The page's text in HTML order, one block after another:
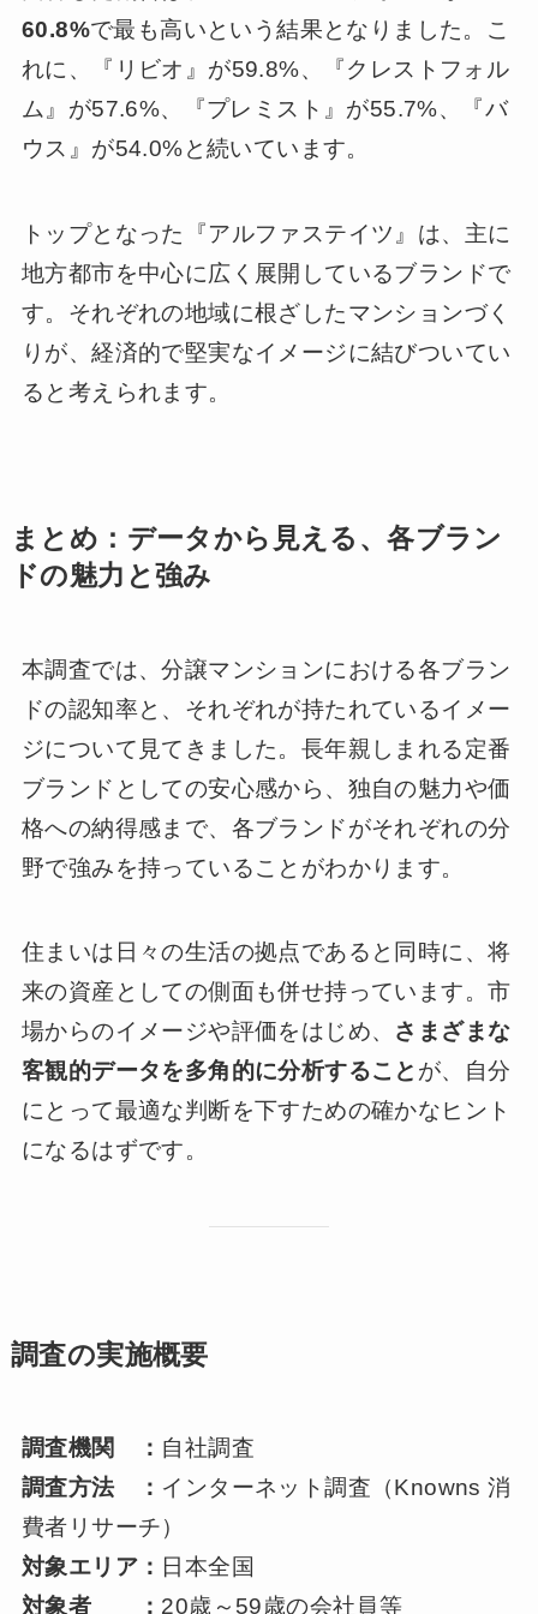
60.8%で最も高いという結果となりました。こ
れに、『リビオ』が59.8%、『クレストフォル
ム』が57.6%、『プレミスト』が55.7%、『バ
ウス』が54.0%と続いています。
トップとなった『アルファステイツ』は、主に
地方都市を中心に広く展開しているブランドで
す。それぞれの地域に根ざしたマンションづく
りが、経済的で堅実なイメージに結びついてい
ると考えられます。
まとめ：データから見える、各ブラン
ドの魅力と強み
本調査では、分譲マンションにおける各ブラン
ドの認知率と、それぞれが持たれているイメー
ジについて見てきました。長年親しまれる定番
ブランドとしての安心感から、独自の魅力や価
格への納得感まで、各ブランドがそれぞれの分
野で強みを持っていることがわかります。
住まいは日々の生活の拠点であると同時に、将
来の資産としての側面も併せ持っています。市
場からのイメージや評価をはじめ、 さまざまな
客観的データを多角的に分析すること が、自分
にとって最適な判断を下すための確かなヒント
になるはずです。
調査の実施概要
調査機関 ： 自社調査
調査方法 ： インターネット調査（Knowns 消
費者リサーチ）
対象エリア： 日本全国
対象者 ： 20歳～59歳の会社員等